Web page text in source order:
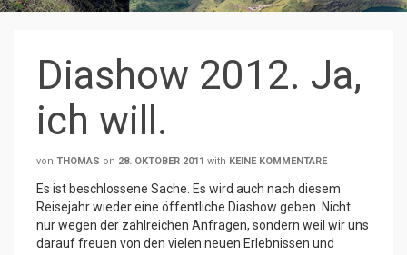
Diashow 2012. Ja,
ich will.
von THOMAS on 28. OKTOBER 2011 with KEINE KOMMENTARE
Es ist beschlossene Sache. Es wird auch nach diesem
Reisejahr wieder eine öffentliche Diashow geben. Nicht
nur wegen der zahlreichen Anfragen, sondern weil wir uns
darauf freuen von den vielen neuen Erlebnissen und